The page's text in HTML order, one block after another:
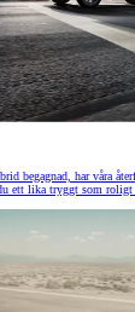
begagnad, har våra
ett lika tryggt som roligt